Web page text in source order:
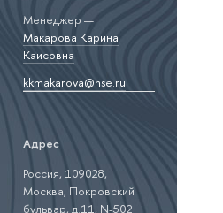
Менеджер —
Макарова Карина
Каисовна
kkmakarova@hse.ru
Адрес
Россия, 109028,
Москва, Покровский
бульвар, д.11, N-502